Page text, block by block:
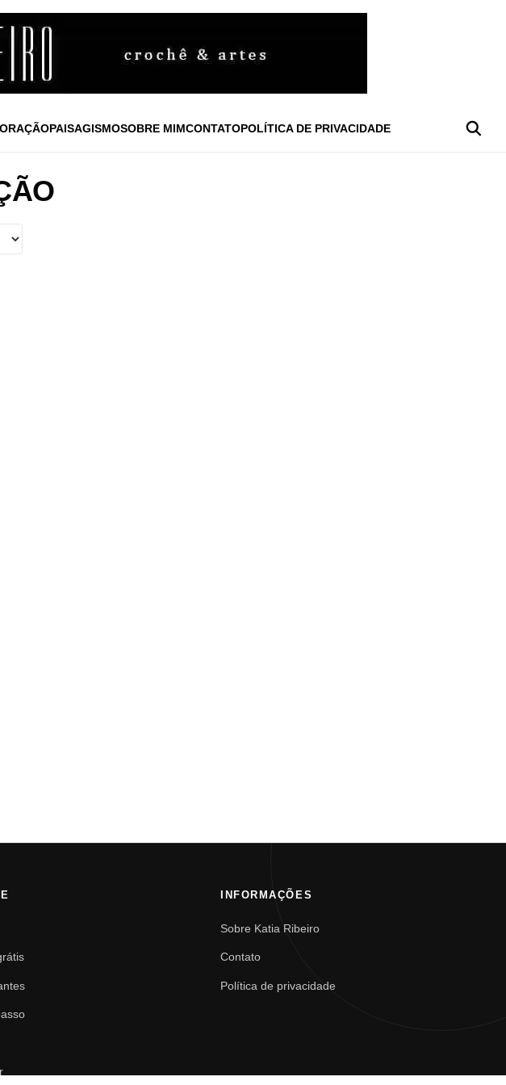
PAISAGISMOSOBRE MIMCONTATOPOLÍTICA DE PRIVACIDADE
INFORMAÇÕES
Sobre Katia Ribeiro
Contato
Política de privacidade